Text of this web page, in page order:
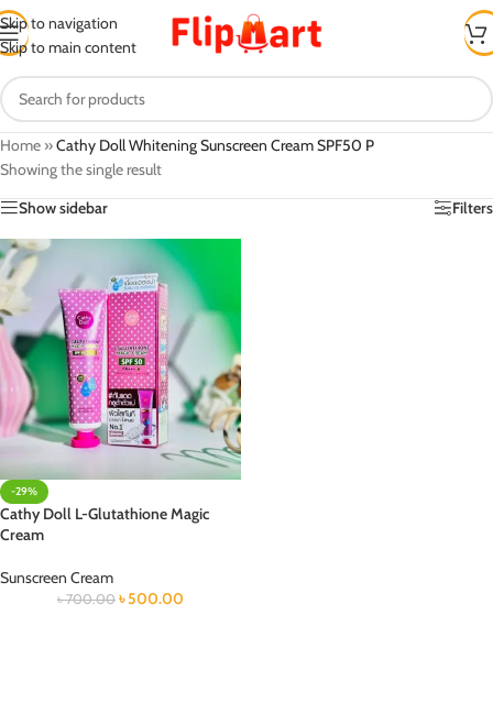
Skip to navigation
Skip to main content
Home »Cathy Doll Whitening Sunscreen Cream SPF50 P
Showing the single result
Show sidebar
Filters
-29%
Cathy Doll L-Glutathione Magic
Cream
Sunscreen Cream
৳700.00 ৳500.00